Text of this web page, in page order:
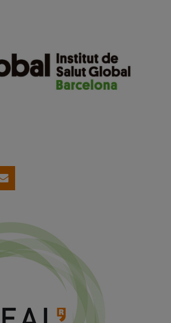
Twittera LinkedIn
Comparteix per email